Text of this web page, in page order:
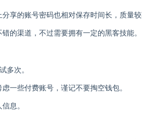
享的账号密码也相对保存时间长，质量较
的渠道，不过需要拥有一定的黑客技能。
多次。
一些付费账号，谨记不要掏空钱包。
息。